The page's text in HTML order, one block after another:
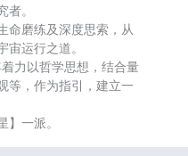
。
命磨练及深度思索，从
宙运行之道。
力以哲学思想，结合量
等，作为指引，建立一
一派。